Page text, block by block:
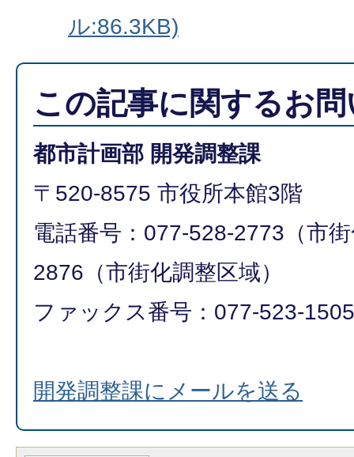
ル:86.3KB)
この記事に関するお
都市計画部 開発調整課
〒520-8575 市役所本館3階
電話番号：077-528-2773（市
2876（市街化調整区域）
ファックス番号：077-523-1505
開発調整課にメールを送る